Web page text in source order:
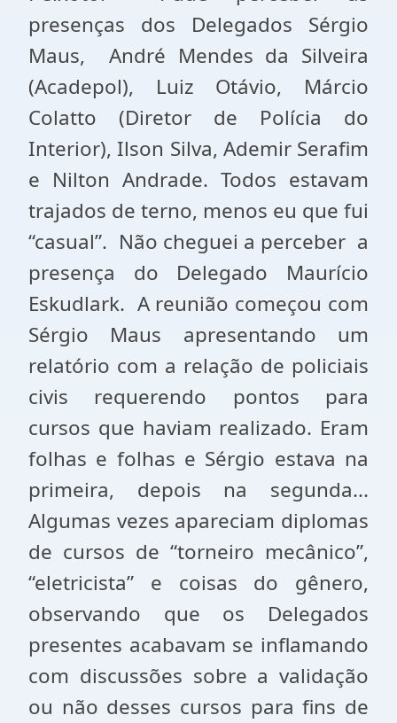
presenças dos Delegados Sérgio
Maus, André Mendes da Silveira
(Acadepol), Luiz Otávio, Márcio
Colatto (Diretor de Polícia do
Interior), Ilson Silva, Ademir Serafim
e Nilton Andrade. Todos estavam
trajados de terno, menos eu que fui
“casual”. Não cheguei a perceber a
presença do Delegado Maurício
Eskudlark. A reunião começou com
Sérgio Maus apresentando um
relatório com a relação de policiais
civis requerendo pontos para
cursos que haviam realizado. Eram
folhas e folhas e Sérgio estava na
primeira, depois na segunda...
Algumas vezes apareciam diplomas
de cursos de “torneiro mecânico”,
“eletricista” e coisas do gênero,
observando que os Delegados
presentes acabavam se inflamando
com discussões sobre a validação
ou não desses cursos para fins de